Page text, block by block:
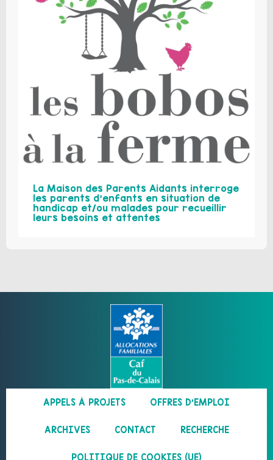
La Maison des Parents Aidants interroge
les parents d’enfants en situation de
handicap et/ou malades pour recueillir
leurs besoins et attentes
APPELS À PROJETS OFFRES D’EMPLOI
ARCHIVES CONTACT RECHERCHE
POLITIQUE DE COOKIES (UE)